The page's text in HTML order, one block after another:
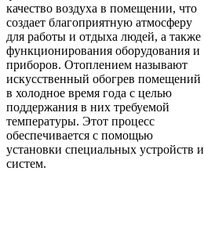
качество воздуха в помещении, что
создает благоприятную атмосферу
для работы и отдыха людей, а также
функционирования оборудования и
приборов. Отоплением называют
искусственный обогрев помещений
в холодное время года с целью
поддержания в них требуемой
температуры. Этот процесс
обеспечивается с помощью
установки специальных устройств и
систем.